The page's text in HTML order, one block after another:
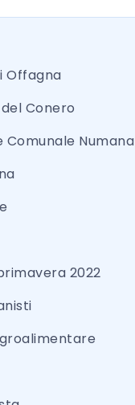
Offagna
Conero
Comunale Numana
2022